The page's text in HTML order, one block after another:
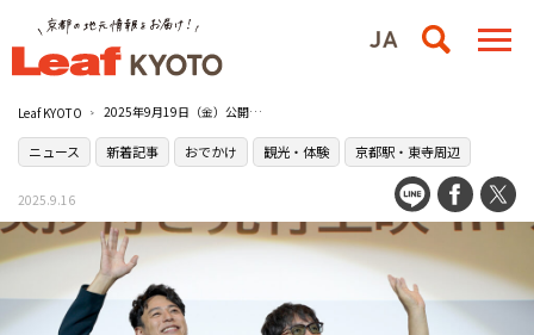
Leaf KYOTO 2025年9月19日（金）公開！映画『宝島』の舞台挨拶で大友監督と妻夫木聡さんが［T・ジョイ京都］に登壇
ニュース 新着記事 おでかけ 観光・体験 京都駅・東寺周辺
2025.9.16